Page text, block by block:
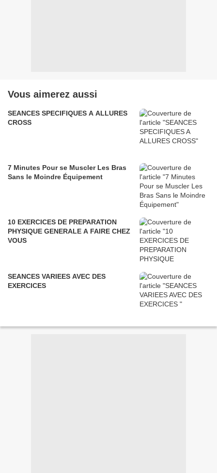
Vous aimerez aussi
SEANCES SPECIFIQUES A ALLURES
CROSS
7 Minutes Pour se Muscler Les Bras
Sans le Moindre Équipement
10 EXERCICES DE PREPARATION
PHYSIQUE GENERALE A FAIRE CHEZ
VOUS
SEANCES VARIEES AVEC DES
EXERCICES